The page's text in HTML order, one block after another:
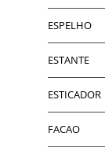
ESPELHO
ESTANTE
ESTICADOR
FACAO